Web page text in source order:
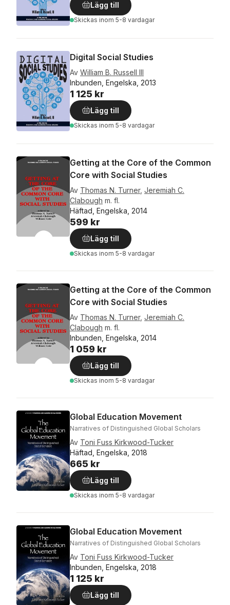
Lägg till
Skickas inom 5-8 vardagar
Digital Social Studies
Av William B. Russell III
Inbunden, Engelska, 2013
1 125 kr
Lägg till
Skickas inom 5-8 vardagar
Getting at the Core of the Common
Core with Social Studies
Av Thomas N. Turner, Jeremiah C.
Clabough m. fl.
Häftad, Engelska, 2014
599 kr
Lägg till
Skickas inom 5-8 vardagar
Getting at the Core of the Common
Core with Social Studies
Av Thomas N. Turner, Jeremiah C.
Clabough m. fl.
Inbunden, Engelska, 2014
1 059 kr
Lägg till
Skickas inom 5-8 vardagar
Global Education Movement
Narratives of Distinguished Global Scholars
Av Toni Fuss Kirkwood-Tucker
Häftad, Engelska, 2018
665 kr
Lägg till
Skickas inom 5-8 vardagar
Global Education Movement
Narratives of Distinguished Global Scholars
Av Toni Fuss Kirkwood-Tucker
Inbunden, Engelska, 2018
1 125 kr
Lägg till